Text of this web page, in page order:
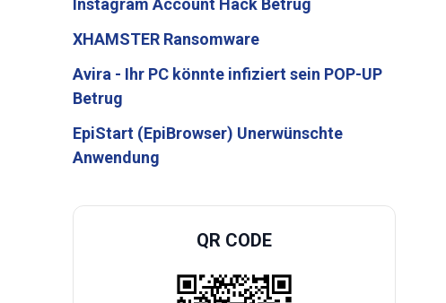
Instagram Account Hack Betrug
XHAMSTER Ransomware
Avira - Ihr PC könnte infiziert sein POP-UP
Betrug
EpiStart (EpiBrowser) Unerwünschte
Anwendung
QR CODE